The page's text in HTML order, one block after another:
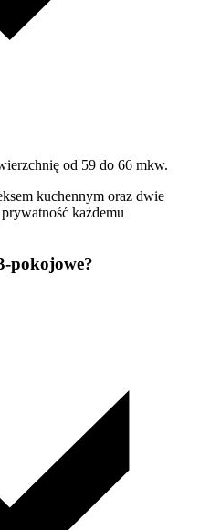
od 59 do 66 mkw.
kuchennym oraz dwie
każdemu
pokojowe?